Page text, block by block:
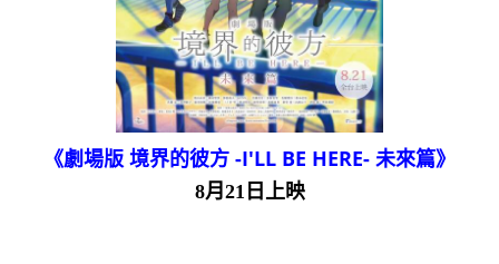
《劇場版 境界的彼方 -I'LL BE HERE- 未來篇》
8月21日上映